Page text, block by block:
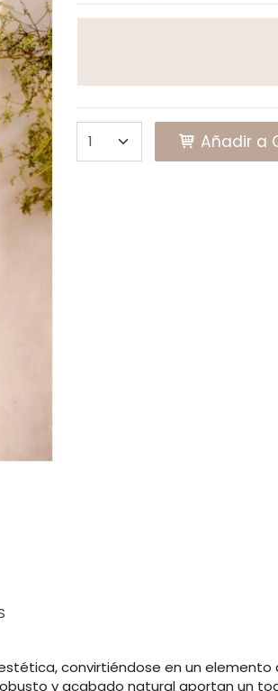
Añadir a
convirtiéndose en un
y acabado natural aportan un